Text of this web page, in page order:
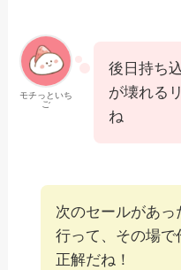
モチっといち
ご
後日持ち
が壊れる
ね
次のセールがあ
行って、その場で
正解だね！